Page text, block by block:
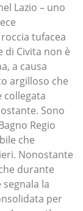
Lazio – uno
tufacea
di Civita non è
a causa
argilloso che
collegata
Sono
Regio
che
Nonostante
durante
segnala la
per